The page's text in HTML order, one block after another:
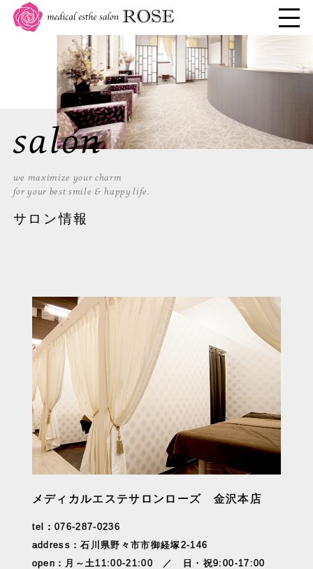
salon
we maximize your charm
for your best smile & happy life.
サロン情報
メディカルエステサロンローズ 金沢本店
tel：076-287-0236
address：石川県野々市市御経塚2-146
open：月～土11:00-21:00 ／ 日・祝9:00-17:00